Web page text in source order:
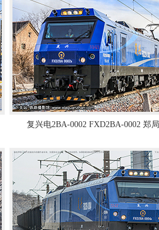
复兴电2BA-0002 FXD2BA-0002 郑